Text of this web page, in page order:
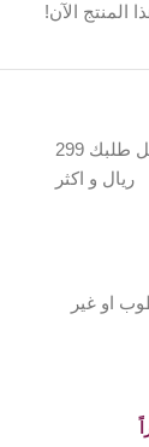
المنتج الآن!
شحن مجاني اذا ما وصل طلبك 299
ريال و اكثر
او غير